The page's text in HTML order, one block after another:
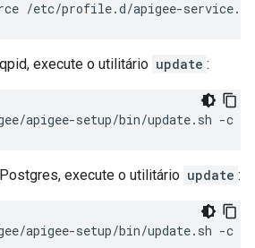
/etc/profile.d/apigee-service.sh
execute o utilitário update :
apigee-setup/bin/update.sh -c
execute o utilitário update :
apigee-setup/bin/update.sh -c